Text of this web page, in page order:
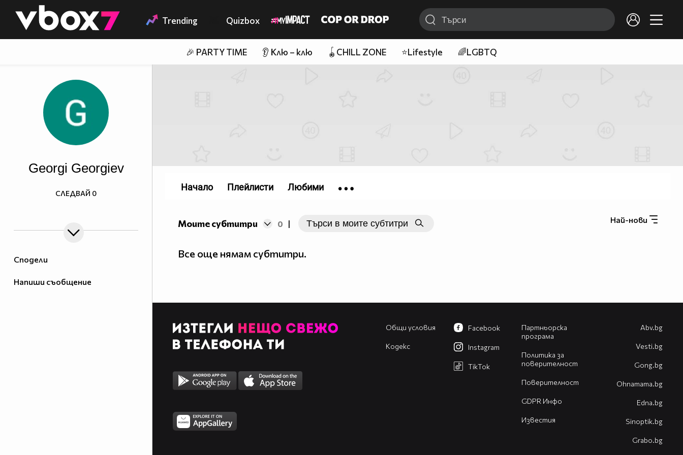
👾 Trending Quizbox
🎉 PARTY TIME 👂 Клю – клю 🪀CHILL ZONE ⭐Lifestyle 🌈LGBTQ
Сподели
Напиши съобщение
Georgi Georgiev
СЛЕДВАЙ 0
Моите субтитри 0 | Най-нови
Все още нямам субтитри.
Начало Плейлисти Любими
Общи условия
Кодекс
Партньорска
програма
Политика за
поверителност
Поверителност
GDPR Инфо
Известия
Facebook
Instagram
TikTok
Abv.bg
Vesti.bg
Gong.bg
Оhnamama.bg
Edna.bg
Sinoptik.bg
Grabo.bg